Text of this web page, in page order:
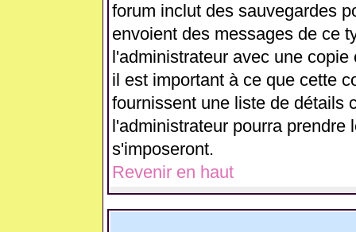
forum inclut des sauvegardes
envoient des messages de ce
l'administrateur avec une
il est important à ce que cette
fournissent une liste de détails
l'administrateur pourra prendre
s'imposeront.
Revenir en haut